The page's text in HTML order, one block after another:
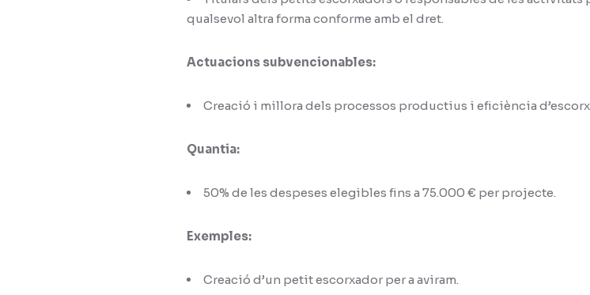
qualsevol altra forma conforme amb el dret.
Actuacions subvencionables:
Creació i millora dels processos productius i eficiència
Quantia:
50% de les despeses elegibles fins a 75.000 € per projecte.
Exemples:
Creació d’un petit escorxador per a aviram.